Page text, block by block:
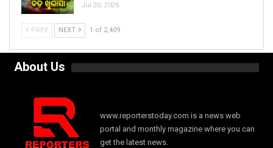
Jul 20, 2026
PREV NEXT 1 of 2,409
About Us
www.reporterstoday.com is a news web
portal and monthly magazine where you can
get the latest news.